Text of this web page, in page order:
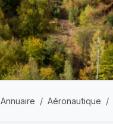
Annuaire Aéronautique